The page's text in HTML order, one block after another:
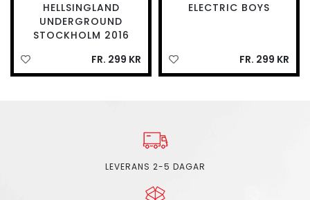
HELLSINGLAND
UNDERGROUND
STOCKHOLM 2016
FR. 299 KR
ELECTRIC BOYS
FR. 299 KR
LEVERANS 2-5 DAGAR